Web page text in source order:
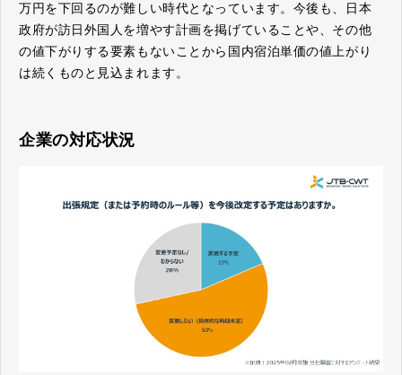
万円を下回るのが難しい時代となっています。今後も、日本
政府が訪日外国人を増やす計画を掲げていることや、その他
の値下がりする要素もないことから国内宿泊単価の値上がり
は続くものと見込まれます。
企業の対応状況